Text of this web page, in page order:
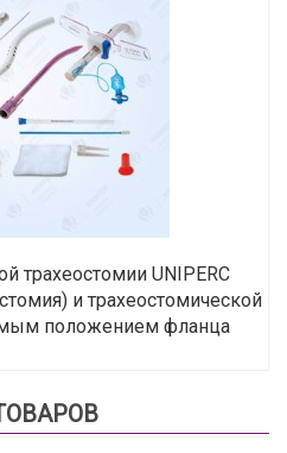
трахеостомии UNIPERC
и трахеостомической
положением фланца